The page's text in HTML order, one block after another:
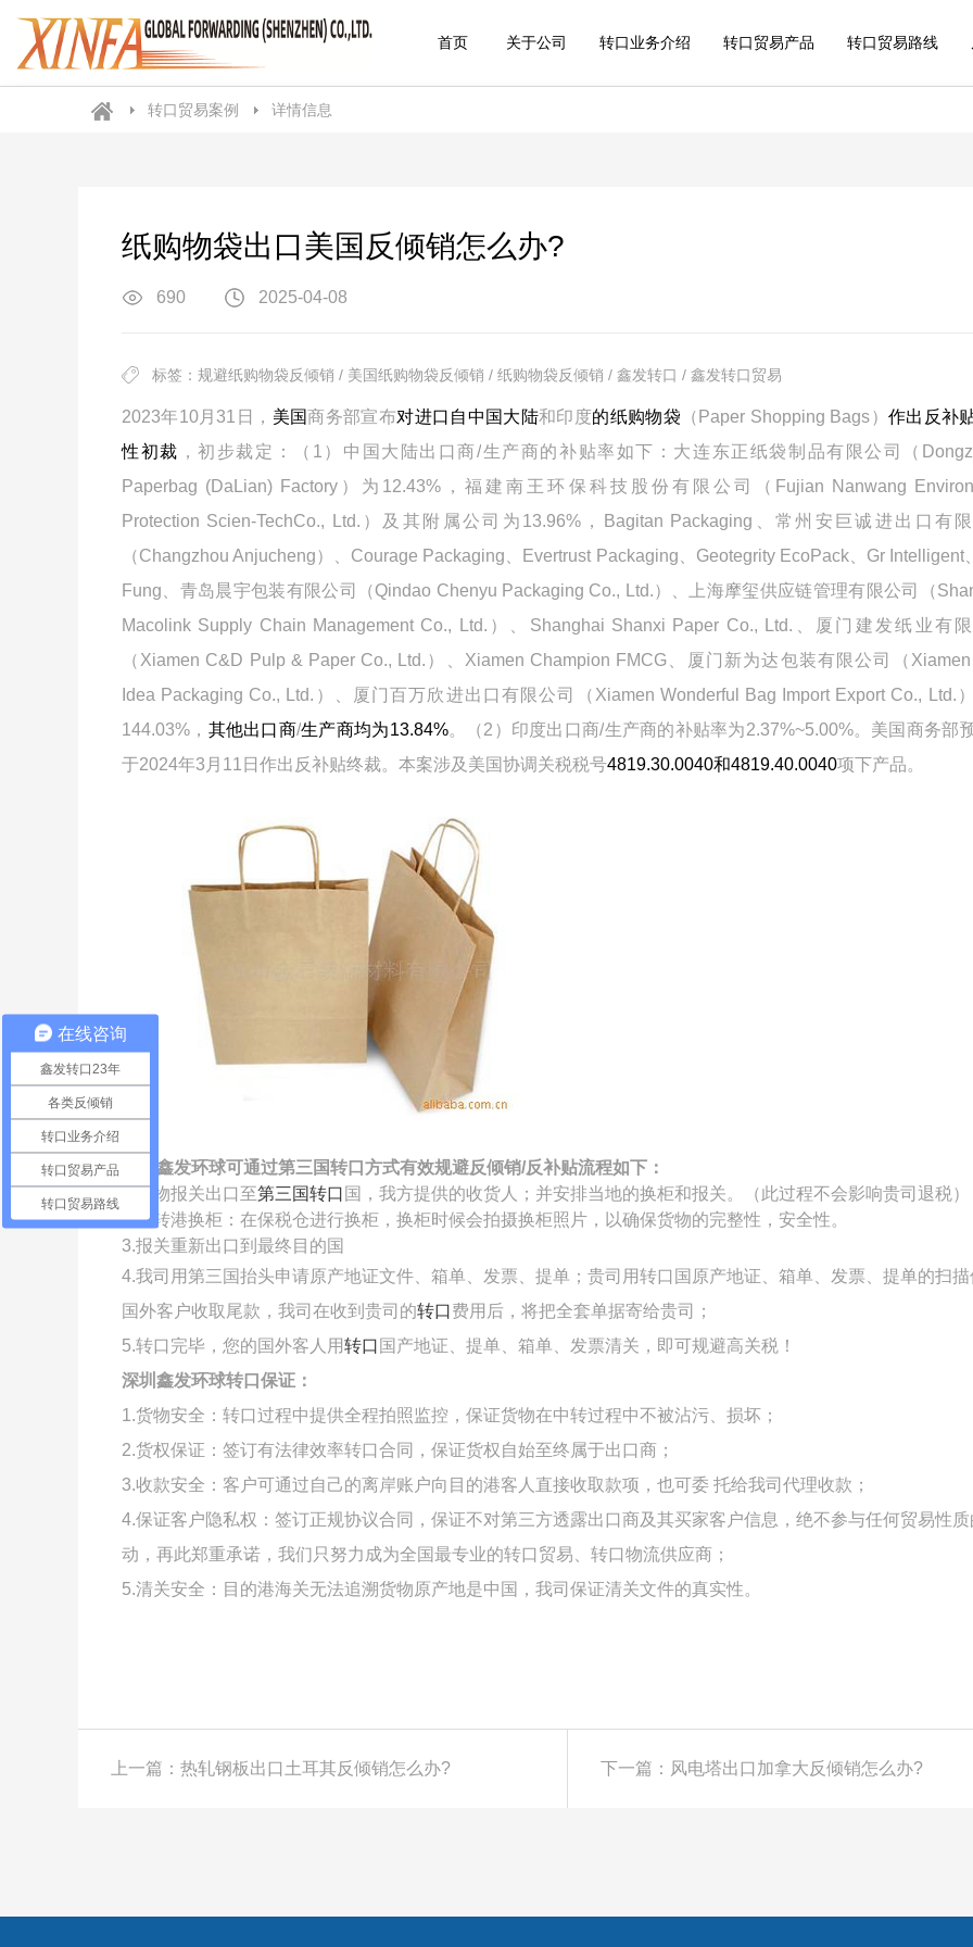
首页 关于公司 转口业务介绍 转口贸易产品 转口贸易路线
转口贸易案例 详情信息
纸购物袋出口美国反倾销怎么办?
690 2025-04-08
标签：规避纸购物袋反倾销 / 美国纸购物袋反倾销 / 纸购物袋反倾销 / 鑫发转口 / 鑫发转口贸易
2023年10月31 日， 美国商务部宣布对进口自中国大陆和印度的纸购物袋 （ Paper Shopping Bags） 作出反补
性初裁 ，初步裁定：（ 1 ）中国大陆出口商/生产商的补贴率如下：大连东正纸袋制品有限公司（
Paperbag (DaLian) Factory ）为 12.43% ，福建南王环保科技股份有限公司（ Fujian Nanwang
Protection Scien-TechCo., Ltd. ）及其附属公司为 13.96% ， Bagitan Packaging 、常州安巨诚进出口有
（Changzhou Anjucheng）、 Courage Packaging Evertrust Packaging Geotegrity EcoPack、 Gr Intelligent
Fung 、青岛晨宇包装有限公司（Qindao Chenyu Packaging Co., Ltd.）、上海摩玺供应链管理有限公司（
Macolink Supply Chain Management Co., Ltd. ）、 Shanghai Shanxi Paper Co., Ltd. 、厦门建发纸业有
（ Xiamen C&D Pulp & Paper Co., Ltd. ）、 Xiamen Champion FMCG 、厦门新为达包装有限公司（
Idea Packaging Co., Ltd. ）、厦门百万欣进出口有限公司（ Xiamen Wonderful Bag Import Export Co., Ltd.
144.03% ， 其他出口商/生产商均为13.84%。 （2 ）印度出口商/生产商的补贴率为2.37%~5.00%。美国商务部
于2024年3 月 11 日作出反补贴终裁。本案涉及美国协调关税税号4819.30.0040和4819.40.0040项下产品。
深圳鑫发环球可通过第三国转口方式有效规避反倾销/反补贴流程如下：
1.货物报关出口至第三国转口 国，我方提供的收货人；并安排当地的换柜和报关。（此过程不会影响贵司退税）
2.中转港换柜：在保税仓进行换柜，换柜时候会拍摄换柜照片，以确保货物的完整性，安全性。
3.报关重新出口到最终目的国
4.我司用第三国抬头申请原产地证文件、箱单、发票、提单；贵司用转口国原产地证、箱单、发票、提单的扫
国外客户收取尾款，我司在收到贵司的转口费用后，将把全套单据寄给贵司；
5.转口完毕，您的国外客人用转口 国产地证、提单、箱单、发票清关，即可规避高关税！
深圳鑫发环球转口保证：
1.货物安全：转口过程中提供全程拍照监控，保证货物在中转过程中不被沾污、损坏；
2.货权保证：签订有法律效率转口合同，保证货权自始至终属于出口商；
3.收款安全：客户可通过自己的离岸账户向目的港客人直接收取款项，也可委 托给我司代理收款；
4.保证客户隐私权：签订正规协议合同，保证不对第三方透露出口商及其买家客户信息，绝不参与任何贸易性
动，再此郑重承诺，我们只努力成为全国最专业的转口贸易、转口物流供应商；
5.清关安全：目的港海关无法追溯货物原产地是中国，我司保证清关文件的真实性。
上一篇：热轧钢板出口土耳其反倾销怎么办? 下一篇：风电塔出口加拿大反倾销怎么办?
在线咨询
鑫发转口23年
各类反倾销
转口业务介绍
转口贸易产品
转口贸易路线